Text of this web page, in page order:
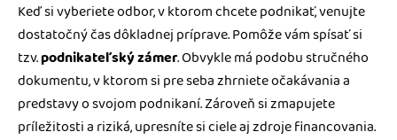
Keď si vyberiete odbor, v ktorom chcete podnikať, venujte
dostatočný čas dôkladnej príprave. Pomôže vám spísať si
tzv.podnikateľský zámer. Obvykle má podobu stručného
dokumentu, v ktorom si pre seba zhrniete očakávania a
predstavy o svojom podnikaní. Zároveň si zmapujete
príležitosti a riziká, upresníte si ciele aj zdroje financovania.